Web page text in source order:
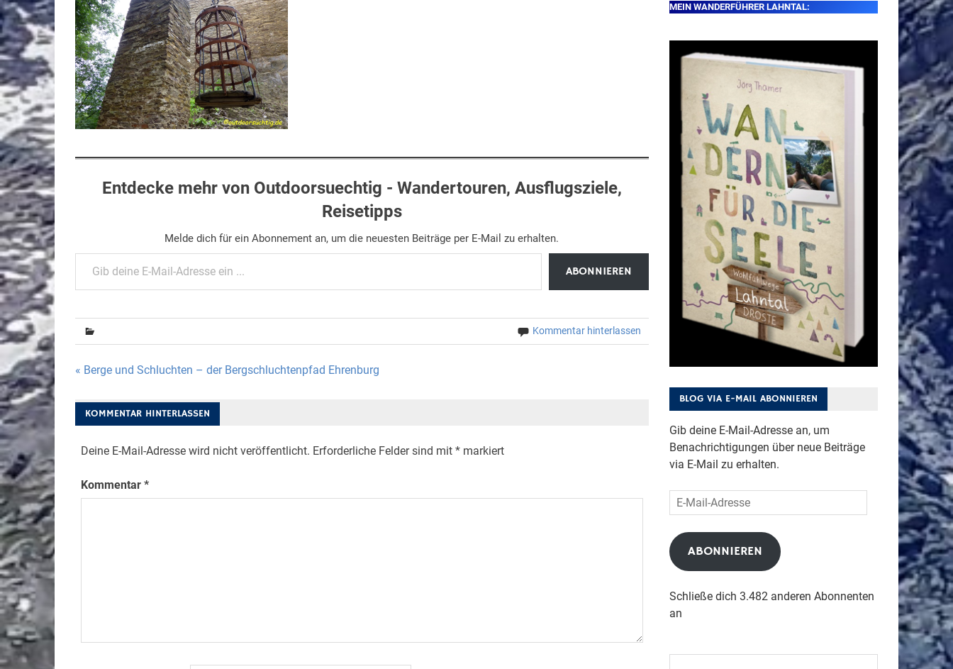
Entdecke mehr von Outdoorsuechtig - Wandertouren, Ausflugsziele,
Reisetipps
Melde dich für ein Abonnement an, um die neuesten Beiträge per E-Mail zu erhalten.
Gib deine E-Mail-Adresse ein ...
ABONNIEREN
Kommentar hinterlassen
Beitragsnavigation
« Berge und Schluchten – der Bergschluchtenpfad Ehrenburg
KOMMENTAR HINTERLASSEN
Deine E-Mail-Adresse wird nicht veröffentlicht. Erforderliche Felder sind mit *markiert
Kommentar *
MEIN WANDERFÜHRER LAHNTAL:
BLOG VIA E-MAIL ABONNIEREN
Gib deine E-Mail-Adresse an, um
Benachrichtigungen über neue Beiträge
via E-Mail zu erhalten.
E-
Mail-
Adresse
ABONNIEREN
Schließe dich 3.482 anderen Abonnenten
an